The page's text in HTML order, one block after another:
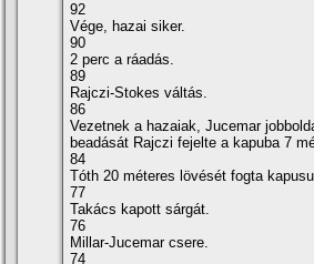
92
Vége, hazai siker.
90
2 perc a ráadás.
89
Rajczi-Stokes váltás.
86
Vezetnek a hazaiak, Jucemar
beadását Rajczi fejelte a kapuba 7
84
Tóth 20 méteres lövését fogta
77
Takács kapott sárgát.
76
Millar-Jucemar csere.
74